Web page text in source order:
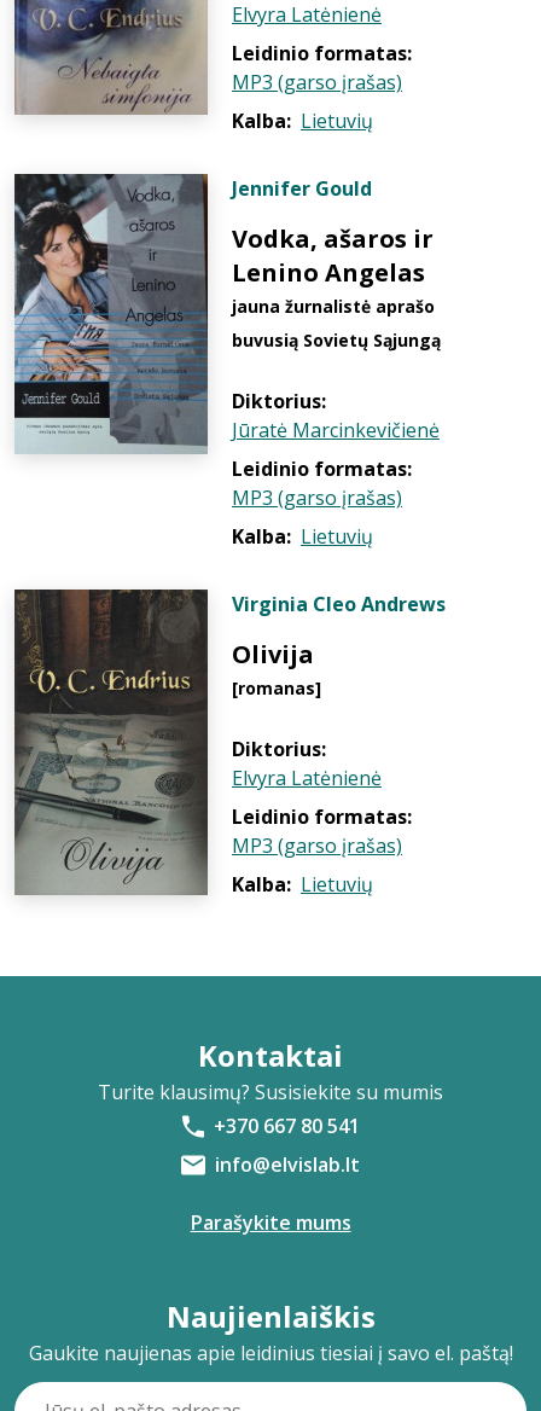
Elvyra Latėnienė
Leidinio formatas:
MP3 (garso įrašas)
Kalba: Lietuvių
Jennifer Gould
Vodka, ašaros ir
Lenino Angelas
jauna žurnalistė aprašo
buvusią Sovietų Sąjungą
Diktorius:
Jūratė Marcinkevičienė
Leidinio formatas:
MP3 (garso įrašas)
Kalba: Lietuvių
Virginia Cleo Andrews
Olivija
[romanas]
Diktorius:
Elvyra Latėnienė
Leidinio formatas:
MP3 (garso įrašas)
Kalba: Lietuvių
Kontaktai
Turite klausimų? Susisiekite su mumis
+370 667 80 541
info@elvislab.lt
Parašykite mums
Naujienlaiškis
Gaukite naujienas apie leidinius tiesiai į savo el. paštą!